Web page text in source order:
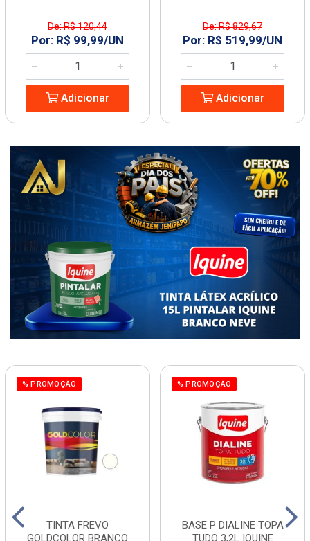
De: R$ 120,44
Por: R$ 99,99/UN
Adicionar
De: R$ 829,67
Por: R$ 519,99/UN
Adicionar
% PROMOÇÃO
TINTA FREVO
GOLDCOLOR BRANCO
% PROMOÇÃO
BASE P DIALINE TOPA
TUDO 3,2L IQUINE